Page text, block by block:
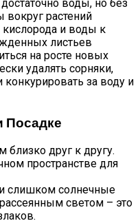
воды, но без
растений
кислорода и воды к
листьев
на росте новых
удалять сорняки,
конкурировать за воду и
Посадке
близко друг к другу.
пространстве для
слишком солнечные
светом – это